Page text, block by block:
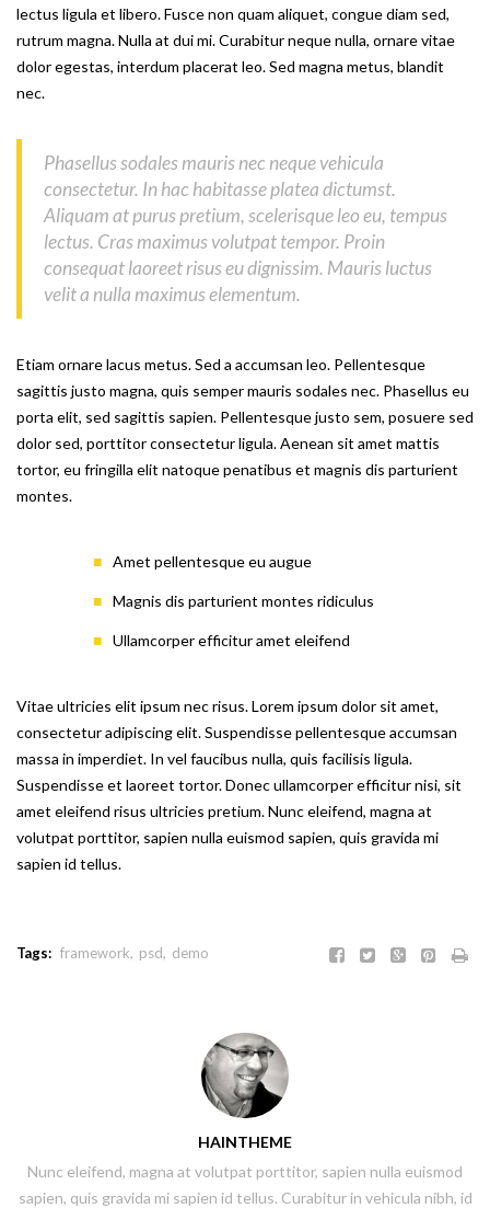
lectus ligula et libero. Fusce non quam aliquet, congue diam sed,
rutrum magna. Nulla at dui mi. Curabitur neque nulla, ornare vitae
dolor egestas, interdum placerat leo. Sed magna metus, blandit
nec.
Phasellus sodales mauris nec neque vehicula
consectetur. In hac habitasse platea dictumst.
Aliquam at purus pretium, scelerisque leo eu, tempus
lectus. Cras maximus volutpat tempor. Proin
consequat laoreet risus eu dignissim. Mauris luctus
velit a nulla maximus elementum.
Etiam ornare lacus metus. Sed a accumsan leo. Pellentesque
sagittis justo magna, quis semper mauris sodales nec. Phasellus eu
porta elit, sed sagittis sapien. Pellentesque justo sem, posuere sed
dolor sed, porttitor consectetur ligula. Aenean sit amet mattis
tortor, eu fringilla elit natoque penatibus et magnis dis parturient
montes.
Amet pellentesque eu augue
Magnis dis parturient montes ridiculus
Ullamcorper efficitur amet eleifend
Vitae ultricies elit ipsum nec risus. Lorem ipsum dolor sit amet,
consectetur adipiscing elit. Suspendisse pellentesque accumsan
massa in imperdiet. In vel faucibus nulla, quis facilisis ligula.
Suspendisse et laoreet tortor. Donec ullamcorper efficitur nisi, sit
amet eleifend risus ultricies pretium. Nunc eleifend, magna at
volutpat porttitor, sapien nulla euismod sapien, quis gravida mi
sapien id tellus.
Tags: framework psd demo
HAINTHEME
Nunc eleifend, magna at volutpat porttitor, sapien nulla euismod
sapien, quis gravida mi sapien id tellus. Curabitur in vehicula nibh, id